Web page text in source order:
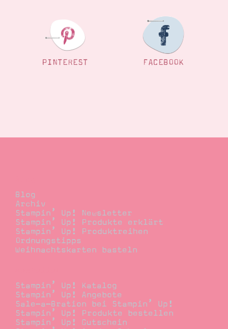
PINTEREST FACEBOOK
Blog
Archiv
Stampin’ Up! Newsletter
Stampin’ Up! Produkte erklärt
Stampin’ Up! Produktreihen
Ordnungstipps
Weihnachtskarten basteln
Stampin’ Up! Katalog
Stampin’ Up! Angebote
Sale-a-Bration bei Stampin’ Up!
Stampin’ Up! Produkte bestellen
Stampin’ Up! Gutschein